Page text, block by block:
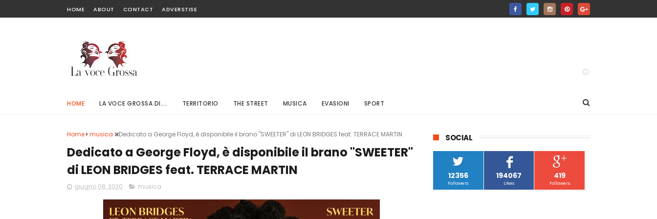
HOME ABOUT CONTACT ADVERSTISE
HOME LA VOCE GROSSA DI.... TERRITORIO THE STREET MUSICA EVASIONI SPORT
Home musica Dedicato a George Floyd, è disponibile il brano "SWEETER" di LEON BRIDGES feat. TERRACE MARTIN
Dedicato a George Floyd, è disponibile il brano "SWEETER"
di LEON BRIDGES feat. TERRACE MARTIN
giugno 08, 2020 musica
SOCIAL
12356
Followers
194067
Likes
419
Followers